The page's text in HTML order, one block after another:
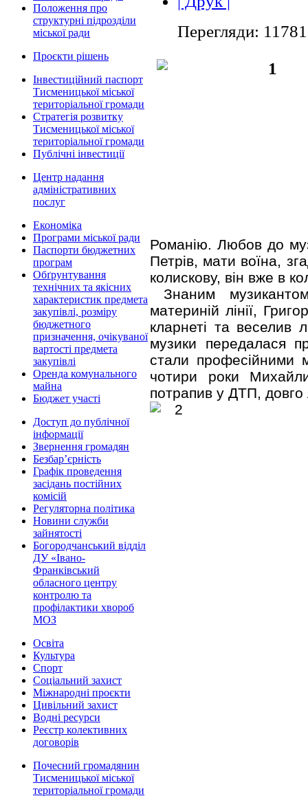
Положення про
структурні підрозділи
міської ради
Проєкти рішень
Інвестиційний паспорт
Тисменицької міської
територіальної громади
Стратегія розвитку
Тисменицької міської
територіальної громади
Публічні інвестиції
Центр надання
адміністративних
послуг
Економіка
Програми міської ради
Паспорти бюджетних
програм
Обґрунтування
технічних та якісних
характеристик предмета
закупівлі, розміру
бюджетного
призначення, очікуваної
вартості предмета
закупівлі
Оренда комунального
майна
Бюджет участі
Доступ до публічної
інформації
Звернення громадян
Безбар’єрність
Графік проведення
засідань постійних
комісій
Регуляторна політика
Новини служби
зайнятості
Богородчанський відділ
ДУ «Івано-
Франківський
обласного центру
контролю та
профілактики хвороб
МОЗ
Освіта
Культура
Спорт
Соціальний захист
Міжнародні проєкти
Цивільний захист
Водні ресурси
Реєстр колективних
договорів
Почесний громадянин
Тисменицької міської
територіальної громади
Перегляди: 11781
Романію. Любов до
Петрів, мати воїна,
колискову, він вже в
Знаним
материній лінії,
кларнеті та веселив
музики передалася
стали професійними
чотири роки
потрапив у ДТП, довго